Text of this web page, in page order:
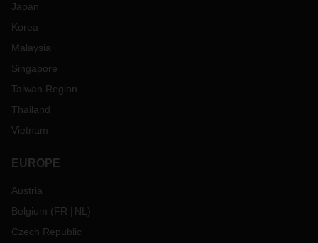
Japan
Korea
Malaysia
Singapore
Taiwan Region
Thailand
Vietnam
EUROPE
Austria
Belgium (FR NL )
Czech Republic